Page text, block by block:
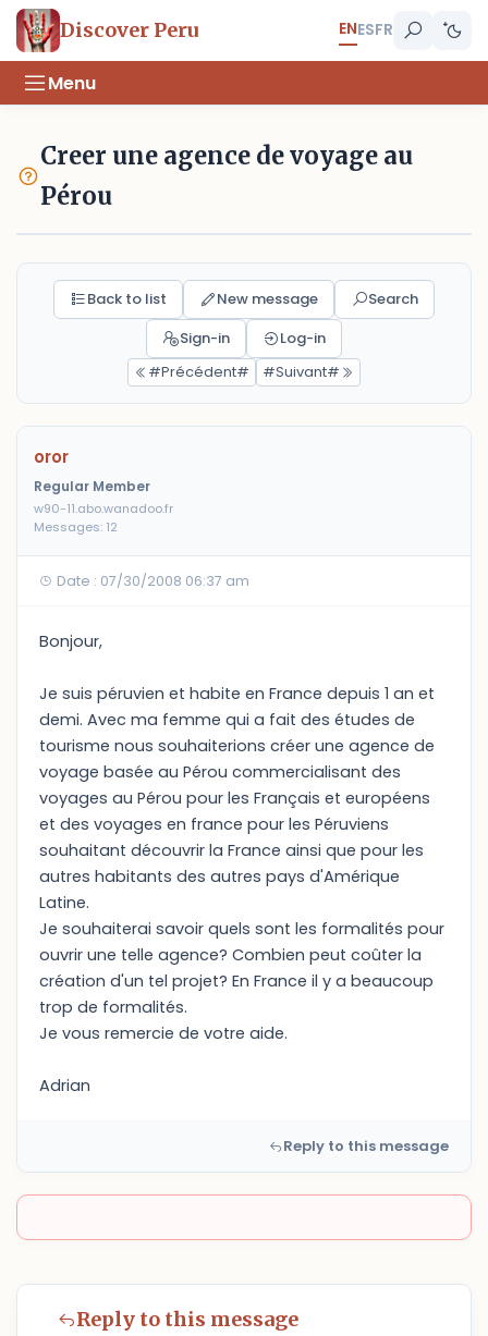
Discover Peru ENESFR
Menu
Creer une agence de voyage au
Pérou
Back to list New message
Search
Sign-in
Log-in
#Précédent#
#Suivant#
oror
Regular Member
w90-11.abo.wanadoo.fr
Messages: 12
Date : 07/30/2008 06:37 am
Bonjour,
Je suis péruvien et habite en France depuis 1 an et
demi. Avec ma femme qui a fait des études de
tourisme nous souhaiterions créer une agence de
voyage basée au Pérou commercialisant des
voyages au Pérou pour les Français et européens
et des voyages en france pour les Péruviens
souhaitant découvrir la France ainsi que pour les
autres habitants des autres pays d'Amérique
Latine.
Je souhaiterai savoir quels sont les formalités pour
ouvrir une telle agence? Combien peut coûter la
création d'un tel projet? En France il y a beaucoup
trop de formalités.
Je vous remercie de votre aide.
Adrian
Reply to this message
Reply to this message